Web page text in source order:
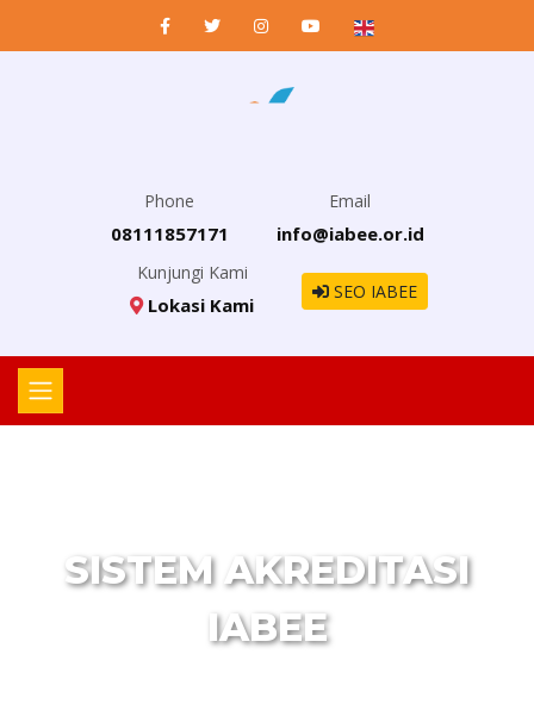
Phone
08111857171
Email
info@iabee.or.id
Kunjungi Kami
Lokasi Kami
SEO IABEE
SISTEM AKREDITASI
IABEE